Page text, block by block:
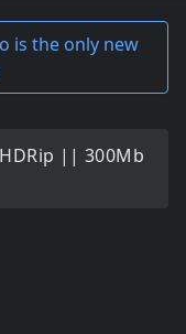
is the only new
|| 300Mb